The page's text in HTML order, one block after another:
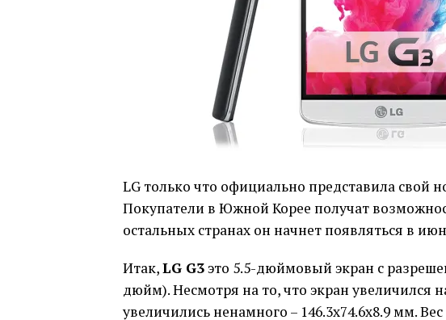
LG только что официально представила свой
Покупатели в Южной Корее получат
остальных странах он начнет появляться в
Итак,LG G3это 5.5-дюймовый экран с
дюйм). Несмотря на то, что экран увеличился
увеличились ненамного – 146.3х74.6х8.9 мм.